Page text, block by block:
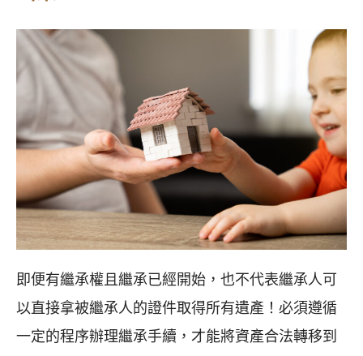
即便有繼承權且繼承已經開始，也不代表繼承人可
以直接拿被繼承人的證件取得所有遺產！必須遵循
一定的程序辦理繼承手續，才能將資產合法轉移到